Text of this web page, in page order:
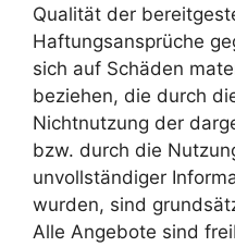
Qualität der
Haftungsansprüche
sich auf Schäden
beziehen, die durch
Nichtnutzung der
bzw. durch die
unvollständiger
wurden, sind
Alle Angebote sind